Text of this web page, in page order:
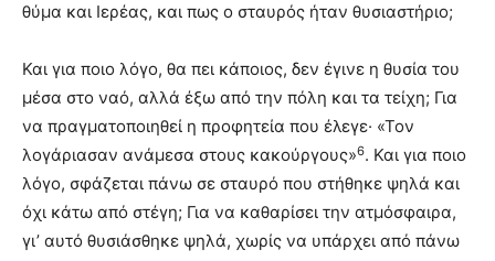
θύμα και Ιερέας, και πως ο σταυρός ήταν θυσιαστήριο;
Και για ποιο λόγο, θα πει κάποιος, δεν έγινε η θυσία του
μέσα στο ναό, αλλά έξω από την πόλη και τα τείχη; Για
να πραγματοποιηθεί η προφητεία που έλεγε· «Τον
λογάριασαν ανάμεσα στους κακούργους»6. Και για ποιο
λόγο, σφάζεται πάνω σε σταυρό που στήθηκε ψηλά και
όχι κάτω από στέγη; Για να καθαρίσει την ατμόσφαιρα,
γι’ αυτό θυσιάσθηκε ψηλά, χωρίς να υπάρχει από πάνω